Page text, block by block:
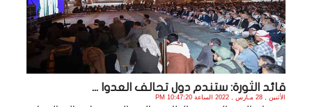
قائد الثورة: ستندم دول تحالف العدوا ...
الأثنين , 28 مـارس , 2022 الساعة 10:47:20 PM